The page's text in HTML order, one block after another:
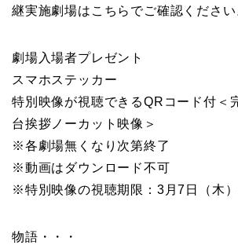
継実施劇場はこちらでご確認ください
劇場入場者プレゼント
スマホステッカー
特別映像が視聴できるQRコード付＜
台挨拶ノーカット映像＞
※各劇場無くなり次第終了
※動画はダウンロード不可
※特別映像の視聴期限：3月7日（木
物語・・・